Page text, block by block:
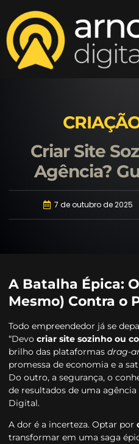
Criar Site
Agência?
7 de outubro de 2025
A Batalha Épica:
Mesmo) Contra o
Todo empreendedor já se
“Devo criar site sozinho ou
brilho das plataformas drag-
promessa de economia e a
Do outro, a segurança, o
de resultados de uma
Digital.
A dor é a incerteza. Optar por
transformar em uma saga